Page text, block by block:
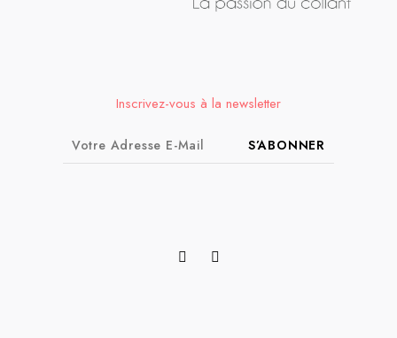
Inscrivez-vous à la newsletter
S’ABONNER